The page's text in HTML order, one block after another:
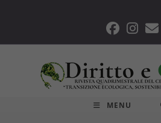
MENU